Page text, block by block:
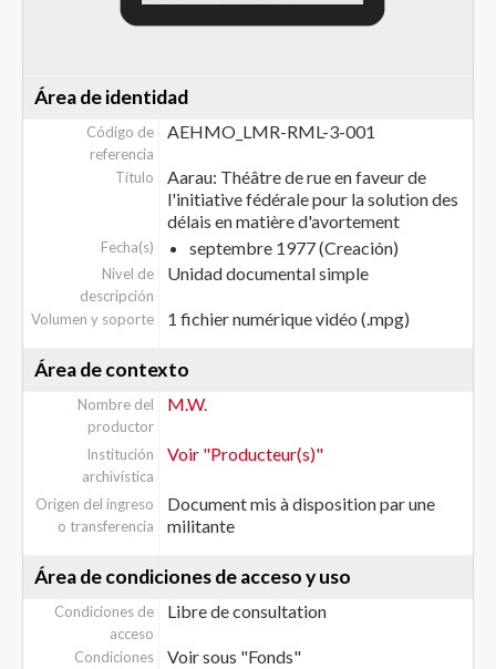
Área de identidad
Código de
referencia
AEHMO_LMR-RML-3-001
Título
Aarau: Théâtre de rue en faveur de
l'initiative fédérale pour la solution des
délais en matière d'avortement
Fecha(s) septembre 1977 (Creación)
Nivel de
descripción
Unidad documental simple
Volumen y soporte 1 fichier numérique vidéo (.mpg)
Área de contexto
Nombre del
productor
M.W.
Institución
archivística
Voir "Producteur(s)"
Origen del ingreso
o transferencia
Document mis à disposition par une
militante
Área de condiciones de acceso y uso
Condiciones de
acceso
Libre de consultation
Condiciones Voir sous "Fonds"